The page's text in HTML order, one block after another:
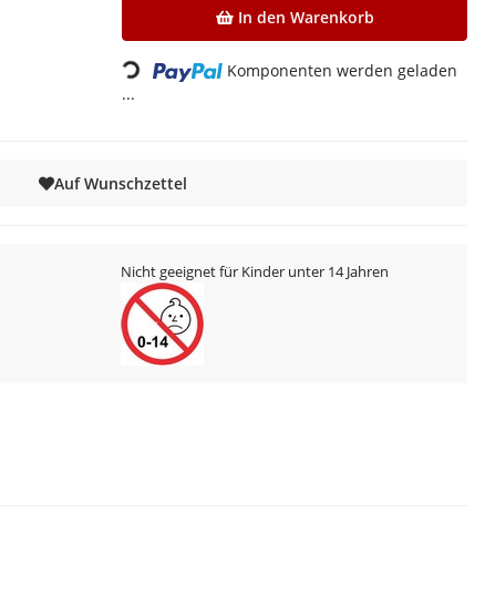
Nicht geeignet für Kinder unter 14 Jahren
Auf Wunschzettel
In den Warenkorb
Loading...
Komponenten werden geladen
...